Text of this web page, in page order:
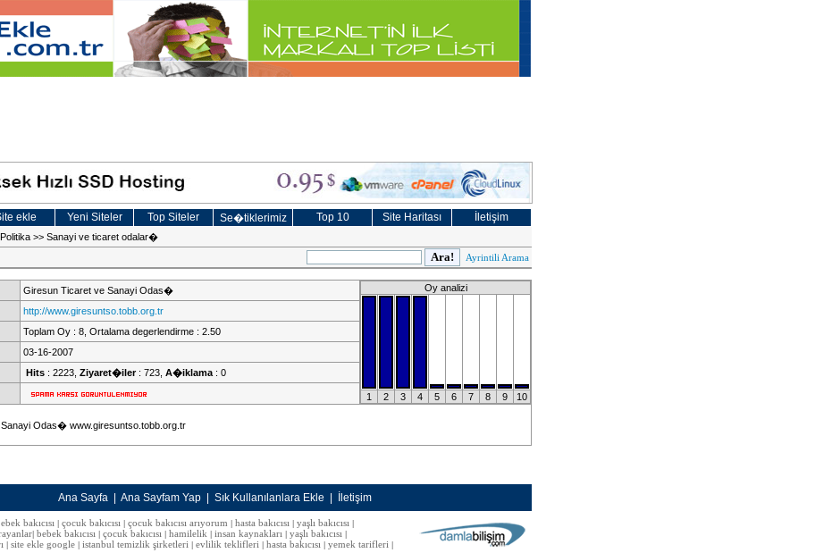
ekle Yeni Siteler Top Siteler Se�tiklerimiz Top 10 Site Haritası İletişim
>> Sanayi ve ticaret odalar�
Ayrintili Arama
Giresun Ticaret ve Sanayi Odas� Oy analizi
1 2 3 4 5 6 7 8 9 10
http://www.giresuntso.tobb.org.tr
Toplam Oy : 8, Ortalama degerlendirme : 2.50
03-16-2007
Hits : 2223, Ziyaret�iler: 723, A�iklama : 0
Odas� www.giresuntso.tobb.org.tr
Ana Sayfa Ana Sayfam Yap Sık Kullanılanlara Ekle İletişim
bakıcısı| çocuk bakıcısı| çocuk bakıcısı arıyorum hasta bakıcısı| yaşlı bakıcısı|
bebek bakıcısı çocuk bakıcısı hamilelik insan kaynakları yaşlı bakıcısı
site ekle google istanbul temizlik şirketleri evlilik teklifleri hasta bakıcısı yemek tarifleri